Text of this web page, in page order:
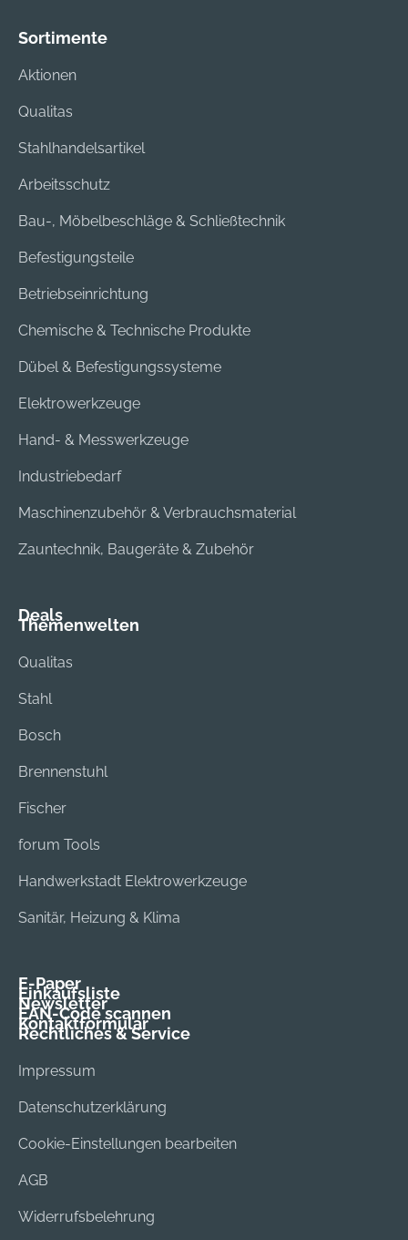
Sortimente
Aktionen
Qualitas
Stahlhandelsartikel
Arbeitsschutz
Bau-, Möbelbeschläge & Schließtechnik
Befestigungsteile
Betriebseinrichtung
Chemische & Technische Produkte
Dübel & Befestigungssysteme
Elektrowerkzeuge
Hand- & Messwerkzeuge
Industriebedarf
Maschinenzubehör & Verbrauchsmaterial
Zauntechnik, Baugeräte & Zubehör
Deals
Themenwelten
Qualitas
Stahl
Bosch
Brennenstuhl
Fischer
forum Tools
Handwerkstadt Elektrowerkzeuge
Sanitär, Heizung & Klima
E-Paper
Einkaufsliste
Newsletter
EAN-Code scannen
Kontaktformular
Rechtliches & Service
Impressum
Datenschutzerklärung
Cookie-Einstellungen bearbeiten
AGB
Widerrufsbelehrung